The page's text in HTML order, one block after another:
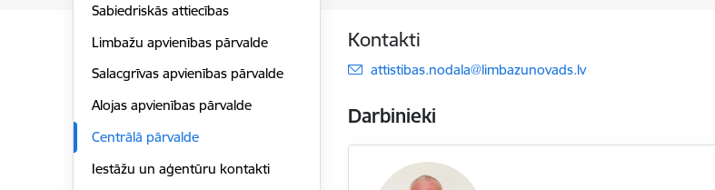
Sabiedriskās attiecības
Limbažu apvienības pārvalde
Salacgrīvas apvienības pārvalde
Alojas apvienības pārvalde
Centrālā pārvalde
Iestāžu un aģentūru kontakti
Kontakti
E-pasts:
attistibas.nodala@limbazunovads.lv
Darbinieki